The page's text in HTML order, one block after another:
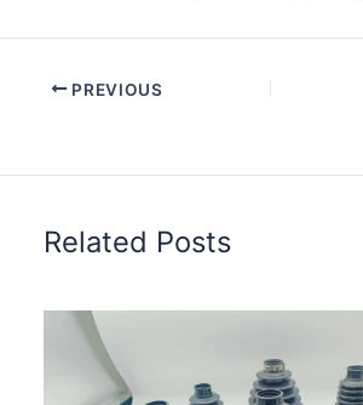
PREVIOUS
Related Posts